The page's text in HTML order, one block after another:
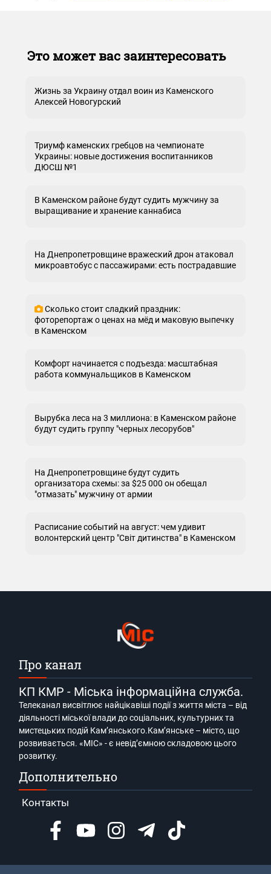
Это может вас заинтересовать
Жизнь за Украину отдал воин из Каменского
Алексей Новогурский
Триумф каменских гребцов на чемпионате
Украины: новые достижения воспитанников
ДЮСШ №1
В Каменском районе будут судить мужчину за
выращивание и хранение каннабиса
На Днепропетровщине вражеский дрон атаковал
микроавтобус с пассажирами: есть пострадавшие
Сколько стоит сладкий праздник:
фоторепортаж о ценах на мёд и маковую выпечку
в Каменском
Комфорт начинается с подъезда: масштабная
работа коммунальщиков в Каменском
Вырубка леса на 3 миллиона: в Каменском районе
будут судить группу "черных лесорубов"
На Днепропетровщине будут судить
организатора схемы: за $25 000 он обещал
"отмазать" мужчину от армии
Расписание событий на август: чем удивит
волонтерский центр "Світ дитинства" в Каменском
Про канал
КП КМР - Міська інформаційна служба.
Телеканал висвітлює найцікавіші події з життя міста – від
діяльності міської влади до соціальних, культурних та
мистецьких подій Кам’янського.Кам’янське – місто, що
розвивається. «МІС» - є невід’ємною складовою цього
розвитку.
Дополнительно
Контакты